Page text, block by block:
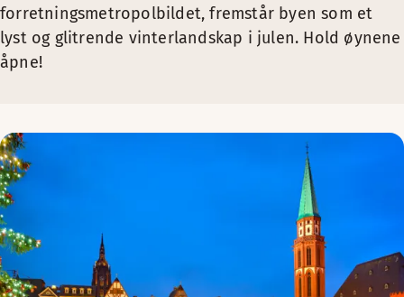
forretningsmetropolbildet, fremstår byen som et
lyst og glitrende vinterlandskap i julen. Hold øynene
åpne!